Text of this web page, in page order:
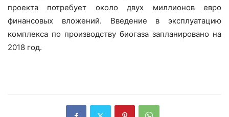
проекта потребует около двух миллионов евро
финансовых вложений. Введение в эксплуатацию
комплекса по производству биогаза запланировано на
2018 год.